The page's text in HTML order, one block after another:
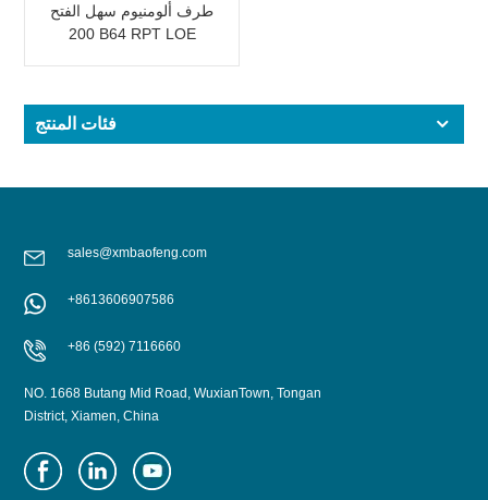
طرف ألومنيوم سهل الفتح
200 B64 RPT LOE
فئات المنتج
sales@xmbaofeng.com
+8613606907586
+86 (592) 7116660
NO. 1668 Butang Mid Road, WuxianTown, Tongan
District, Xiamen, China